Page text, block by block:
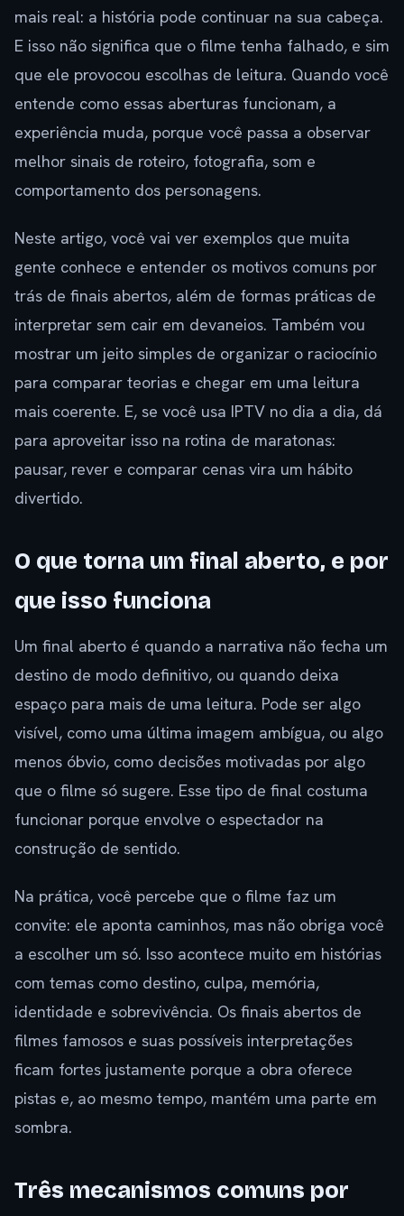
mais real: a história pode continuar na sua cabeça.
E isso não significa que o filme tenha falhado, e sim
que ele provocou escolhas de leitura. Quando você
entende como essas aberturas funcionam, a
experiência muda, porque você passa a observar
melhor sinais de roteiro, fotografia, som e
comportamento dos personagens.
Neste artigo, você vai ver exemplos que muita
gente conhece e entender os motivos comuns por
trás de finais abertos, além de formas práticas de
interpretar sem cair em devaneios. Também vou
mostrar um jeito simples de organizar o raciocínio
para comparar teorias e chegar em uma leitura
mais coerente. E, se você usa IPTV no dia a dia, dá
para aproveitar isso na rotina de maratonas:
pausar, rever e comparar cenas vira um hábito
divertido.
O que torna um final aberto, e por
que isso funciona
Um final aberto é quando a narrativa não fecha um
destino de modo definitivo, ou quando deixa
espaço para mais de uma leitura. Pode ser algo
visível, como uma última imagem ambígua, ou algo
menos óbvio, como decisões motivadas por algo
que o filme só sugere. Esse tipo de final costuma
funcionar porque envolve o espectador na
construção de sentido.
Na prática, você percebe que o filme faz um
convite: ele aponta caminhos, mas não obriga você
a escolher um só. Isso acontece muito em histórias
com temas como destino, culpa, memória,
identidade e sobrevivência. Os finais abertos de
filmes famosos e suas possíveis interpretações
ficam fortes justamente porque a obra oferece
pistas e, ao mesmo tempo, mantém uma parte em
sombra.
Três mecanismos comuns por